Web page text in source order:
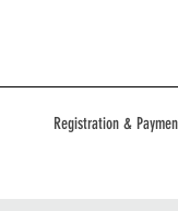
Registration &